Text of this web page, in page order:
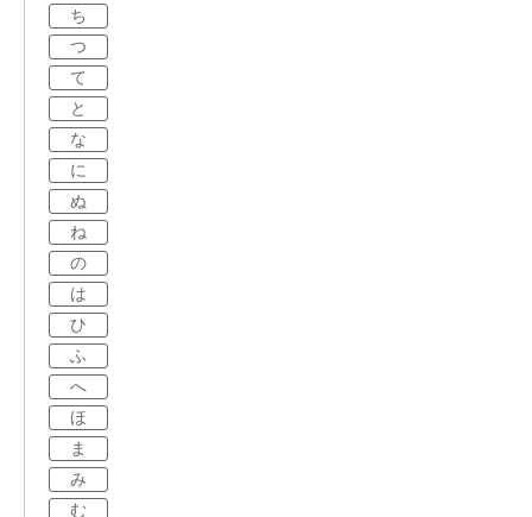
ち
つ
て
と
な
に
ぬ
ね
の
は
ひ
ふ
へ
ほ
ま
み
む